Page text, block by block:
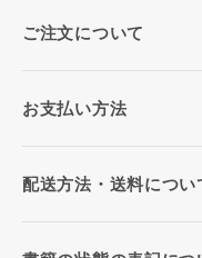
ご注文について
お支払い方法
配送方法・送料につい